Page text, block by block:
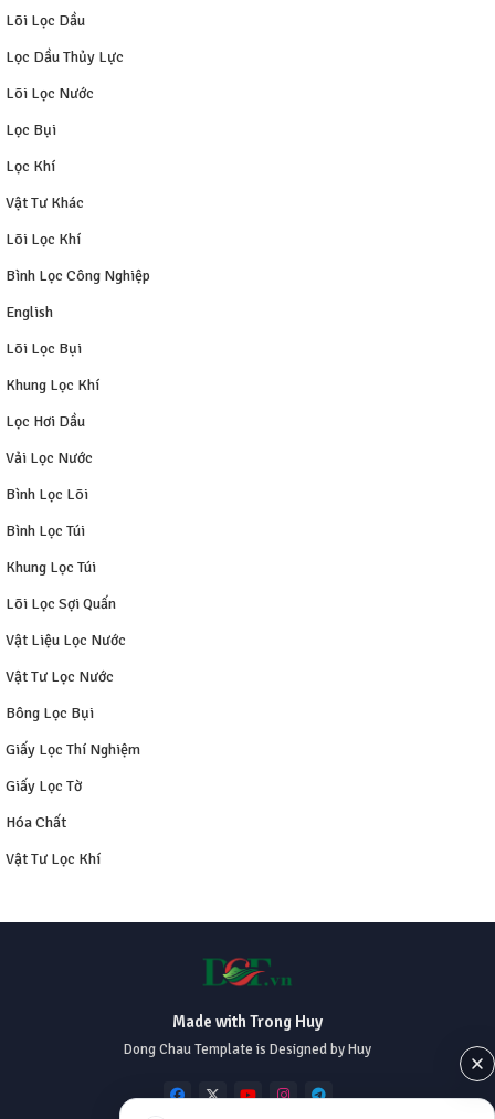
Lõi Lọc Dầu
Lọc Dầu Thủy Lực
Lõi Lọc Nước
Lọc Bụi
Lọc Khí
Vật Tư Khác
Lõi Lọc Khí
Bình Lọc Công Nghiệp
English
Lõi Lọc Bụi
Khung Lọc Khí
Lọc Hơi Dầu
Vải Lọc Nước
Bình Lọc Lõi
Bình Lọc Túi
Khung Lọc Túi
Lõi Lọc Sợi Quấn
Vật Liệu Lọc Nước
Vật Tư Lọc Nước
Bông Lọc Bụi
Giấy Lọc Thí Nghiệm
Giấy Lọc Tờ
Hóa Chất
Vật Tư Lọc Khí
Made with Trong Huy
Dong Chau Template is Designed by Huy